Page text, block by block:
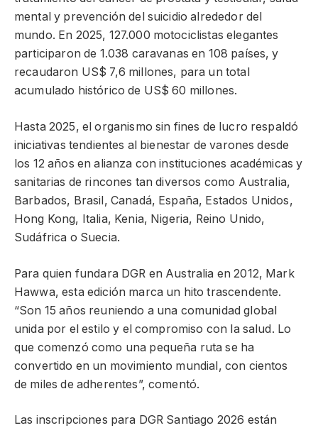
mental y prevención del suicidio alrededor del
mundo. En 2025, 127.000 motociclistas elegantes
participaron de 1.038 caravanas en 108 países, y
recaudaron US$ 7,6 millones, para un total
acumulado histórico de US$ 60 millones.
Hasta 2025, el organismo sin fines de lucro respaldó
iniciativas tendientes al bienestar de varones desde
los 12 años en alianza con instituciones académicas y
sanitarias de rincones tan diversos como Australia,
Barbados, Brasil, Canadá, España, Estados Unidos,
Hong Kong, Italia, Kenia, Nigeria, Reino Unido,
Sudáfrica o Suecia.
Para quien fundara DGR en Australia en 2012, Mark
Hawwa, esta edición marca un hito trascendente.
“Son 15 años reuniendo a una comunidad global
unida por el estilo y el compromiso con la salud. Lo
que comenzó como una pequeña ruta se ha
convertido en un movimiento mundial, con cientos
de miles de adherentes”, comentó.
Las inscripciones para DGR Santiago 2026 están